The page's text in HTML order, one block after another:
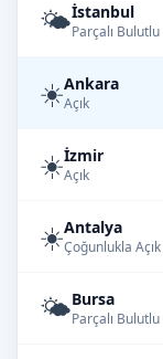
🌤️İstanbul
Parçalı Bulutlu
☀️Ankara
Açık
☀️İzmir
Açık
☀️Antalya
Çoğunlukla Açık
🌤️Bursa
Parçalı Bulutlu